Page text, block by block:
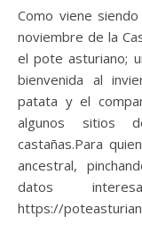
Como viene siendo tradición, la jornada gastronómica de
noviembre de la
el pote asturiano;
bienvenida al
patata y el
algunos sitios
castañas.Para
ancestral,
datos
https://